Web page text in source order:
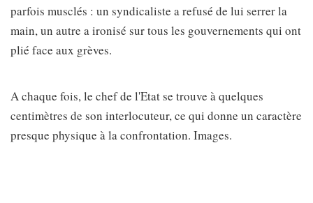
parfois musclés : un syndicaliste a refusé de lui serrer la
main, un autre a ironisé sur tous les gouvernements qui ont
plié face aux grèves.
A chaque fois, le chef de l'Etat se trouve à quelques
centimètres de son interlocuteur, ce qui donne un caractère
presque physique à la confrontation. Images.